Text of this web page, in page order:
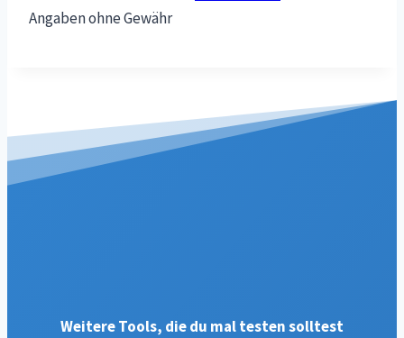
Angaben ohne Gewähr
Weitere Tools, die du mal testen solltest